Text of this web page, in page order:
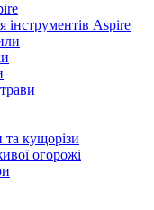
інструментів Aspire
та кущорізи
огорожі